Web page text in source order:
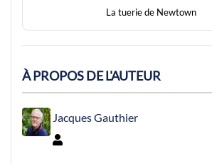
La tuerie de Newtown
À PROPOS DE L'AUTEUR
Jacques Gauthier
Jacques Gauthier